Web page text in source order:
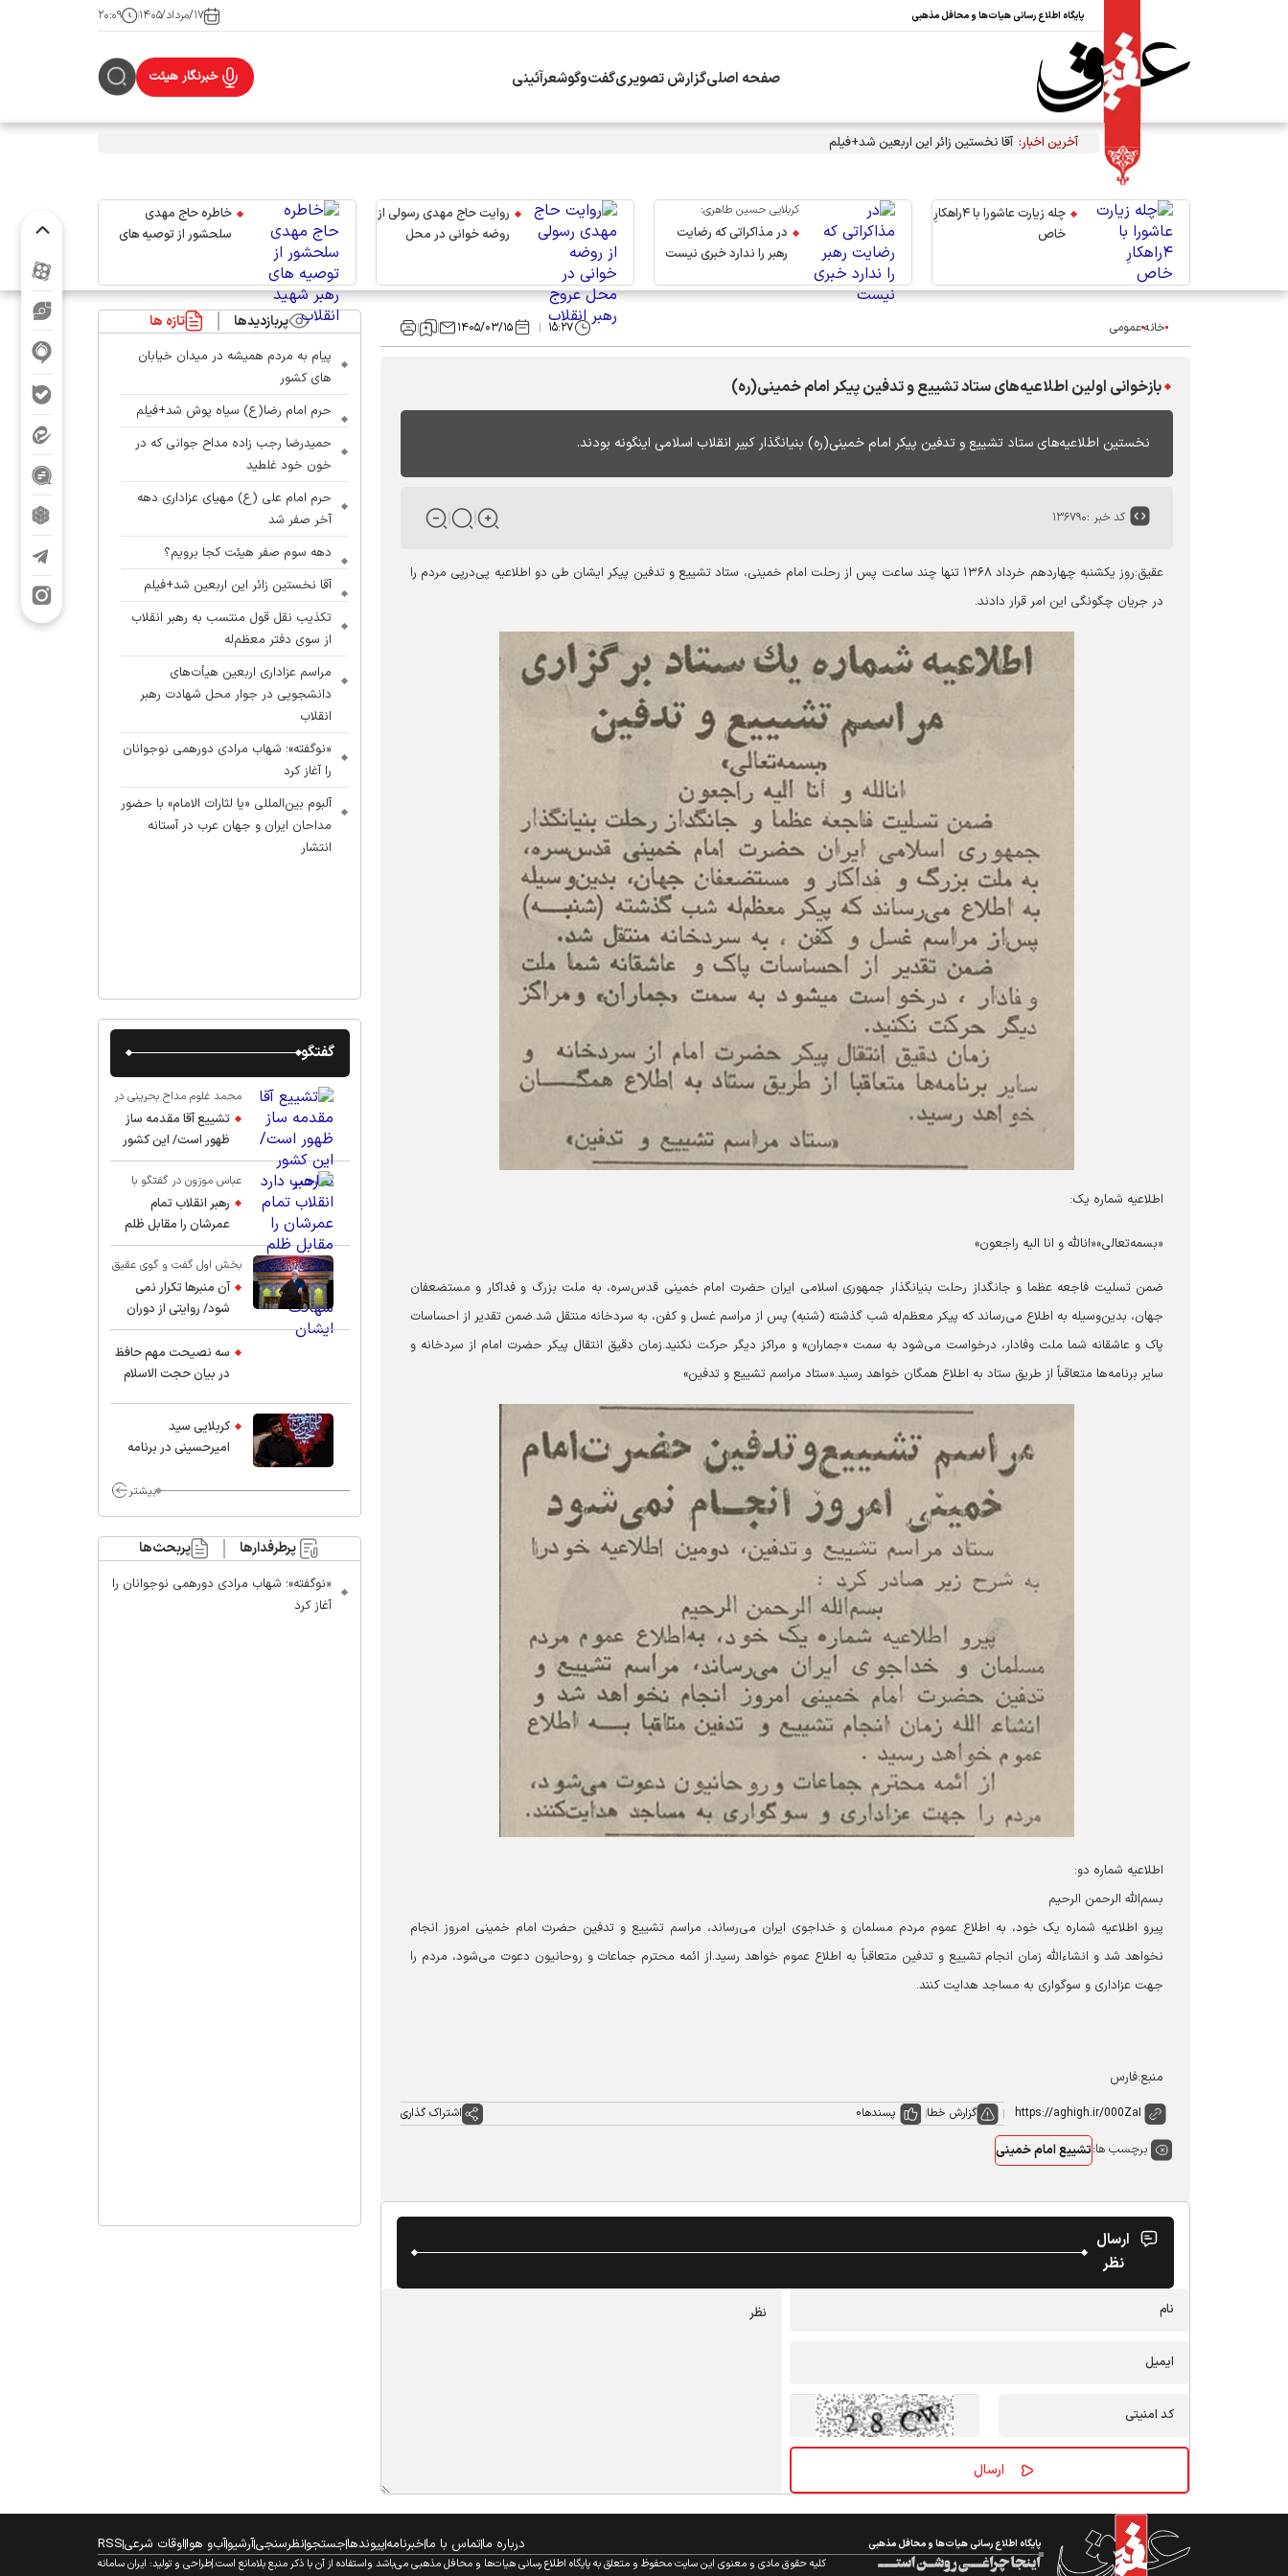
پایگاه اطلاع رسانی هیات‌ها و محافل مذهبی ۱۷/مرداد/۱۴۰۵ ۲۰:۰۹
صفحه اصلیگزارش تصویریگفت‌وگوشعرآئینی خبرنگار هیئت
آخرین اخبار: آقا نخستین زائر این اربعین شد+فیلم
چله زیارت عاشورا با ۴راهکارِ
خاص
کربلایی حسین طاهری:
در مذاکراتی که رضایت
رهبر را ندارد خبری نیست
روایت حاج مهدی رسولی از
روضه خوانی در محل
خاطره حاج مهدی
سلحشور از توصیه های
خانهعمومی ۱۵:۲۷ ۱۴۰۵/۰۳/۱۵
بازخوانی اولین اطلاعیه‌های ستاد تشییع و تدفین پیکر امام خمینی(ره)
نخستین اطلاعیه‌های ستاد تشییع و تدفین پیکر امام خمینی(ره) بنیانگذار کبیر انقلاب اسلامی اینگونه بودند.
کد خبر :۱۳۶۷۹۰
عقیق:روز یکشنبه چهاردهم خرداد ۱۳۶۸ تنها چند ساعت پس از رحلت امام خمینی، ستاد تشییع و تدفین پیکر ایشان طی دو اطلاعیه پی‌درپی مردم را
در جریان چگونگی این امر قرار دادند.
اطلاعیه شماره یک:
«بسمه‌تعالی»«انالله و انا الیه راجعون»
ضمن تسلیت فاجعه عظما و جانگداز رحلت بنیانگذار جمهوری اسلامی ایران حضرت امام خمینی قدس‌سره، به ملت بزرگ و فداکار و مستضعفان
جهان، بدین‌وسیله به اطلاع می‌رساند که پیکر معظم‌له شب گذشته (شنبه) پس از مراسم غسل و کفن، به سردخانه منتقل شد.ضمن تقدیر از احساسات
پاک و عاشقانه شما ملت وفادار، درخواست می‌شود به سمت «جماران» و مراکز دیگر حرکت نکنید.زمان دقیق انتقال پیکر حضرت امام از سردخانه و
سایر برنامه‌ها متعاقباً از طریق ستاد به اطلاع همگان خواهد رسید.«ستاد مراسم تشییع و تدفین»
اطلاعیه شماره دو:
بسم‌الله الرحمن الرحیم
پیرو اطلاعیه شماره یک خود، به اطلاع عموم مردم مسلمان و خداجوی ایران می‌رساند، مراسم تشییع و تدفین حضرت امام خمینی امروز انجام
نخواهد شد و انشاءالله زمان انجام تشییع و تدفین متعاقباً به اطلاع عموم خواهد رسید.از ائمه محترم جماعات و روحانیون دعوت می‌شود، مردم را
جهت عزاداری و سوگواری به مساجد هدایت کنند.
منبع:فارس
گزارش خطا پسندها0 اشتراک گذاری
برچسب ها:تشییع امام خمینی
ارسال
نظر
پربازدیدها تازه ها
پیام به مردم همیشه در میدان خیابان
های کشور
حرم امام رضا(ع) سیاه پوش شد+فیلم
حمیدرضا رجب زاده مداح جوانی که در
خون خود غلطید
حرم امام علی (ع) مهیای عزاداری دهه
آخر صفر شد
دهه سوم صفر هیئت کجا برویم؟
آقا نخستین زائر این اربعین شد+فیلم
تکذیب نقل قول منتسب به رهبر انقلاب
از سوی دفتر معظم‌له
مراسم عزاداری اربعین هیأت‌های
دانشجویی در جوار محل شهادت رهبر
انقلاب
«نوگفته»؛ شهاب مرادی دورهمی نوجوانان
را آغاز کرد
آلبوم بین‌المللی «یا لثارات الامام» با حضور
مداحان ایران و جهان عرب در آستانه
انتشار
گفتگو
محمد غلوم مداح بحرینی در
گفت و گو با عقیق:
تشییع آقا مقدمه ساز
ظهور است/ این کشور
صاحب دارد
عباس موزون در گفتگو با
عقیق:رهبر انقلاب تمام
عمرشان را مقابل ظلم
ایستادند پس نباید از
شهادت ایشان شگفت
زده شد
بخش اول گفت و گوی عقیق
با استاد حسین انصاریان:
آن منبرها تکرار نمی
شود/ روایتی از دوران
کودکی و نوجوانی این
واعظ بزرگ و نویسنده و
پژوهشگر جهان اسلام
سه نصیحت مهم حافظ
در بیان حجت الاسلام
کربلایی سید
امیر‌حسینی در برنامه
محسن چاوشی چه
مراقب ماست/ مردم
دهن تفرقه افکنان بزنند
بیشتر
پرطرفدارها پربحث‌ها
«نوگفته»؛ شهاب مرادی دورهمی نوجوانان را
آغاز کرد
پایگاه اطلاع رسانی هیات‌ها و محافل مذهبی درباره ماتماس با ماخبرنامهپیوندهاجستجونظرسنجیآرشیوآب‌و هوااوقات شرعیRSS
کلیه حقوق مادی و معنوی این سایت محفوظ و متعلق به پایگاه اطلاع رسانی هیات‌ها و محافل مذهبی می‌باشد واستفاده از آن با ذکر منبع بلامانع است.طراحی و تولید: ایران سامانه